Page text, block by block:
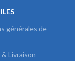
générales de
Livraison